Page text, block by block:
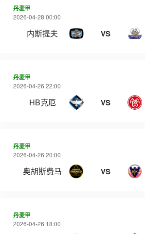
丹麦甲
2026-04-28 00:00
内斯提夫 VS
丹麦甲
2026-04-26 22:00
HB克厄 VS
丹麦甲
2026-04-26 20:00
奥胡斯费马 VS
丹麦甲
2026-04-26 18:00